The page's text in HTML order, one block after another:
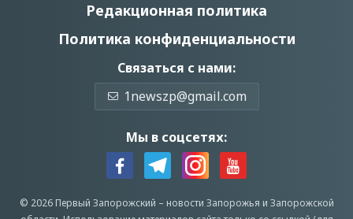
Редакционная политика
Политика конфиденциальности
Связаться с нами:
1newszp@gmail.com
Мы в соцсетях:
© 2026 Первый Запорожский – новости Запорожья и Запорожской